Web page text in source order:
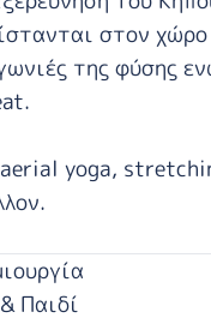
στον
της φύσης
yoga,
Παιδί